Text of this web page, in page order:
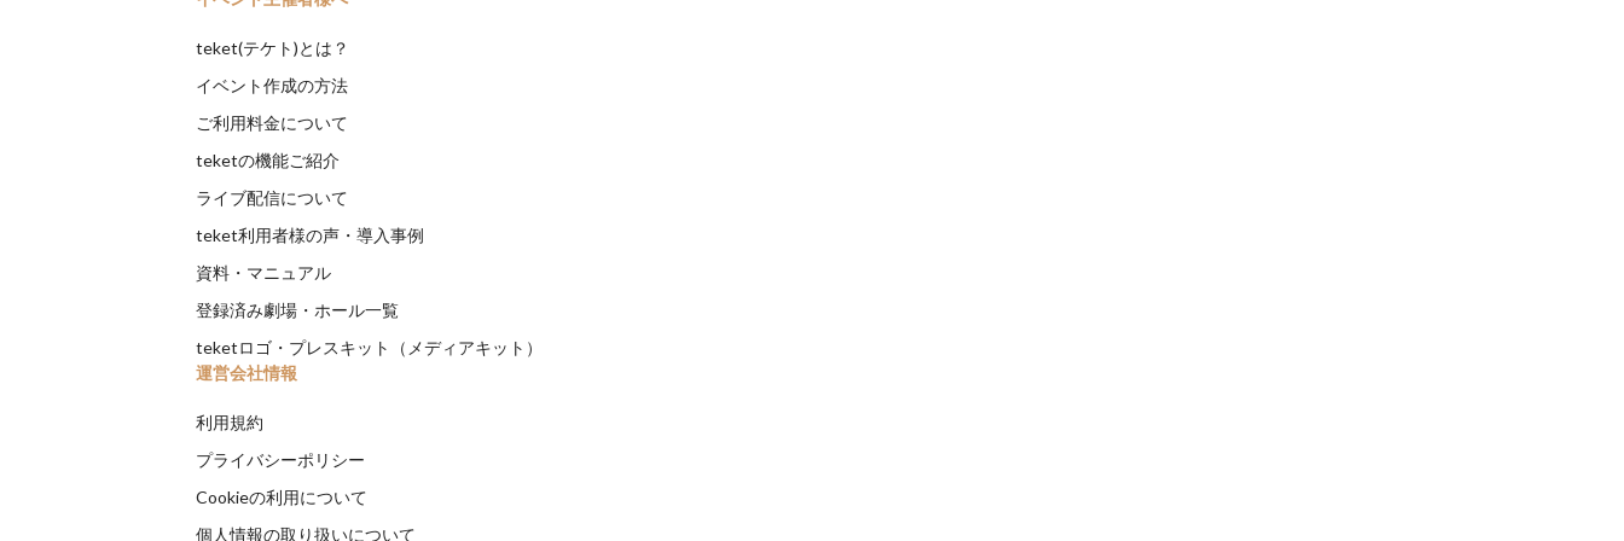
teket(テケト)とは？
イベント作成の方法
ご利用料金について
teketの機能ご紹介
ライブ配信について
teket利用者様の声・導入事例
資料・マニュアル
登録済み劇場・ホール一覧
teketロゴ・プレスキット（メディアキット）
運営会社情報
利用規約
プライバシーポリシー
Cookieの利用について
個人情報の取り扱いについて